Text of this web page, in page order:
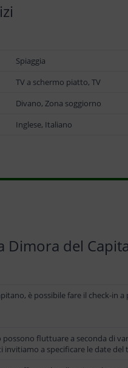
Spiaggia
TV a schermo piatto, TV
Divano, Zona soggiorno
Inglese, Italiano
Dimora del
è possibile fare il check-in
fluttuare a seconda di
invitiamo a specificare le date del